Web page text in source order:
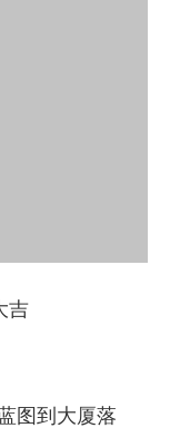
吉
图到大厦落